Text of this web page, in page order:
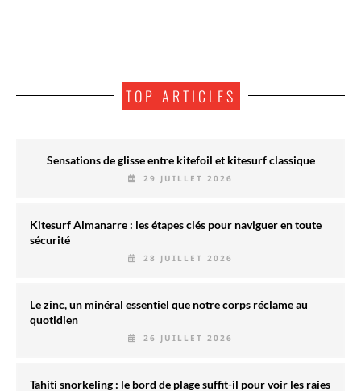
TOP ARTICLES
Sensations de glisse entre kitefoil et kitesurf classique
29 JUILLET 2026
Kitesurf Almanarre : les étapes clés pour naviguer en toute
sécurité
28 JUILLET 2026
Le zinc, un minéral essentiel que notre corps réclame au
quotidien
26 JUILLET 2026
Tahiti snorkeling : le bord de plage suffit-il pour voir les raies